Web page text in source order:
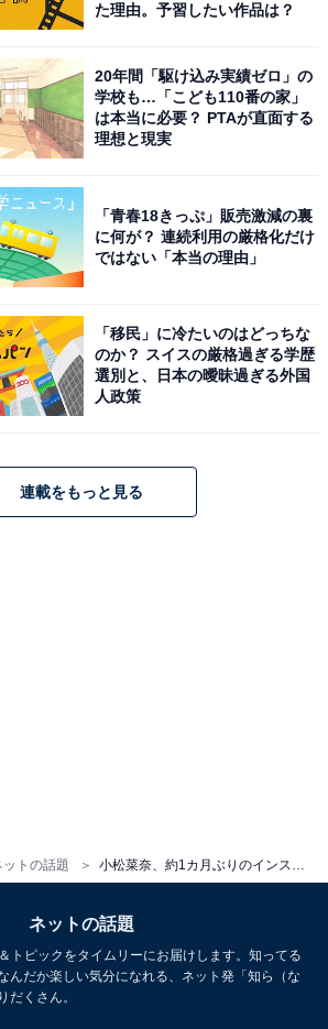
ットの話題
た理由。予習したい作品は？
20年間「駆け込み実績ゼロ」の
学校も…「こども110番の家」
は本当に必要？ PTAが直面する
理想と現実
「青春18きっぷ」販売激減の裏
に何が？ 連続利用の厳格化だけ
ではない「本当の理由」
「移民」に冷たいのはどっちな
のか？ スイスの厳格過ぎる学歴
選別と、日本の曖昧過ぎる外国
人政策
連載をもっと見る
ネットの話題
トピックをタイムリーにお届けします。知ってる
んだか楽しい気分になれる、ネット発「知ら（な
だくさん。